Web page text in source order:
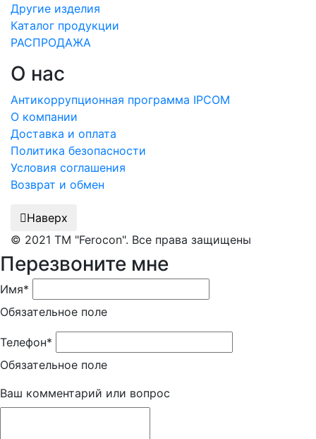
Другие изделия
Каталог продукции
РАСПРОДАЖА
О нас
Антикоррупционная программа IPCOM
О компании
Доставка и оплата
Политика безопасности
Условия соглашения
Возврат и обмен
Наверх
© 2021 ТМ "Ferocon". Все права защищены
Перезвоните мне
Имя*
Обязательное поле
Телефон*
Обязательное поле
Ваш комментарий или вопрос